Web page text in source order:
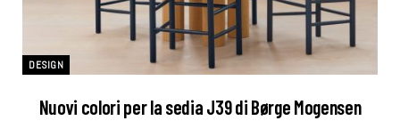
DESIGN
Nuovi colori per la sedia J39 di Børge Mogensen